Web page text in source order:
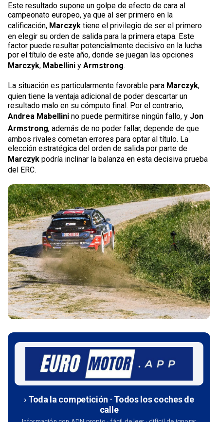
Este resultado supone un golpe de efecto de cara al
campeonato europeo, ya que al ser primero en la
calificación, Marczyk tiene el privilegio de ser el primero
en elegir su orden de salida para la primera etapa. Este
factor puede resultar potencialmente decisivo en la lucha
por el título de este año, donde se juegan las opciones
Marczyk, Mabellini y Armstrong.
La situación es particularmente favorable para Marczyk,
quien tiene la ventaja adicional de poder descartar un
resultado malo en su cómputo final. Por el contrario,
Andrea Mabellini no puede permitirse ningún fallo, y Jon
Armstrong, además de no poder fallar, depende de que
ambos rivales cometan errores para optar al título. La
elección estratégica del orden de salida por parte de
Marczyk podría inclinar la balanza en esta decisiva prueba
del ERC.
› Toda la competición · Todos los coches de
calle